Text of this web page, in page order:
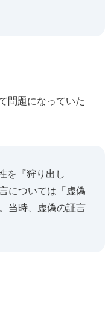
問題になっていた
を『狩り出し
については「虚偽
当時、虚偽の証言